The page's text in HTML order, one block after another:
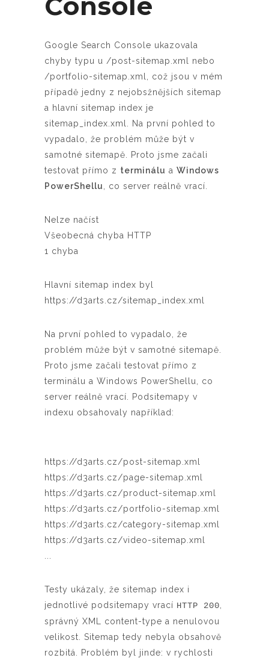
Google Search Console ukazovala
chyby typu u /post-sitemap.xml nebo
/portfolio-sitemap.xml, což jsou v mém
případě jedny z nejobsžnějších sitemap
a hlavní sitemap index je
sitemap_index.xml. Na první pohled to
vypadalo, že problém může být v
samotné sitemapě. Proto jsme začali
testovat přímo z terminálu a Windows
PowerShellu
, co server reálně vrací.
Nelze načíst
Všeobecná chyba HTTP
1 chyba
Hlavní sitemap index byl
https://d3arts.cz/sitemap_index.xml
Na první pohled to vypadalo, že
problém může být v samotné sitemapě.
Proto jsme začali testovat přímo z
terminálu a Windows PowerShellu, co
server reálně vrací. Podsitemapy v
indexu obsahovaly například:
https://d3arts.cz/post-sitemap.xml
https://d3arts.cz/page-sitemap.xml
https://d3arts.cz/product-sitemap.xml
https://d3arts.cz/portfolio-sitemap.xml
https://d3arts.cz/category-sitemap.xml
https://d3arts.cz/video-sitemap.xml
Testy ukázaly, že sitemap index i
jednotlivé podsitemapy vrací HTTP 200
správný XML content-type a nenulovou
velikost. Sitemap tedy nebyla obsahově
rozbitá. Problém byl jinde: v rychlosti